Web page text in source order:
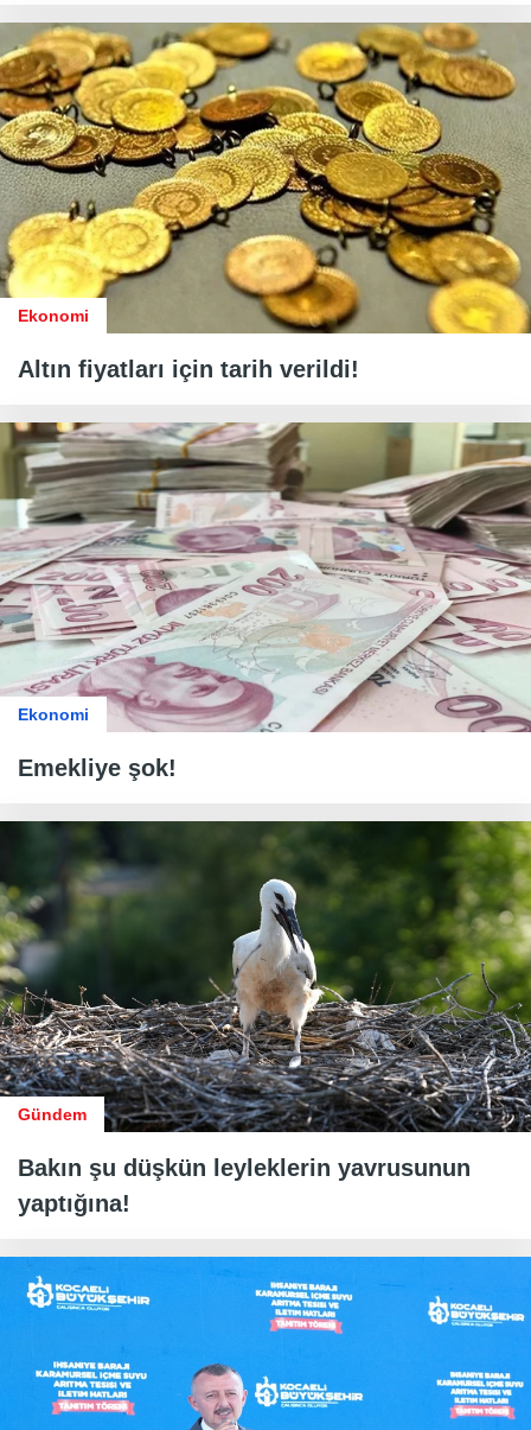
Ekonomi
Altın fiyatları için tarih verildi!
Ekonomi
Emekliye şok!
Gündem
Bakın şu düşkün leyleklerin yavrusunun
yaptığına!